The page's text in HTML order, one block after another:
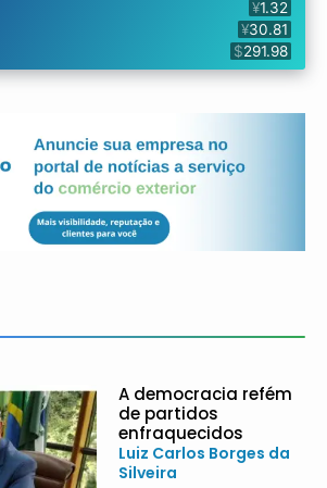
A democracia refém
de partidos
enfraquecidos
Luiz Carlos Borges da
Silveira